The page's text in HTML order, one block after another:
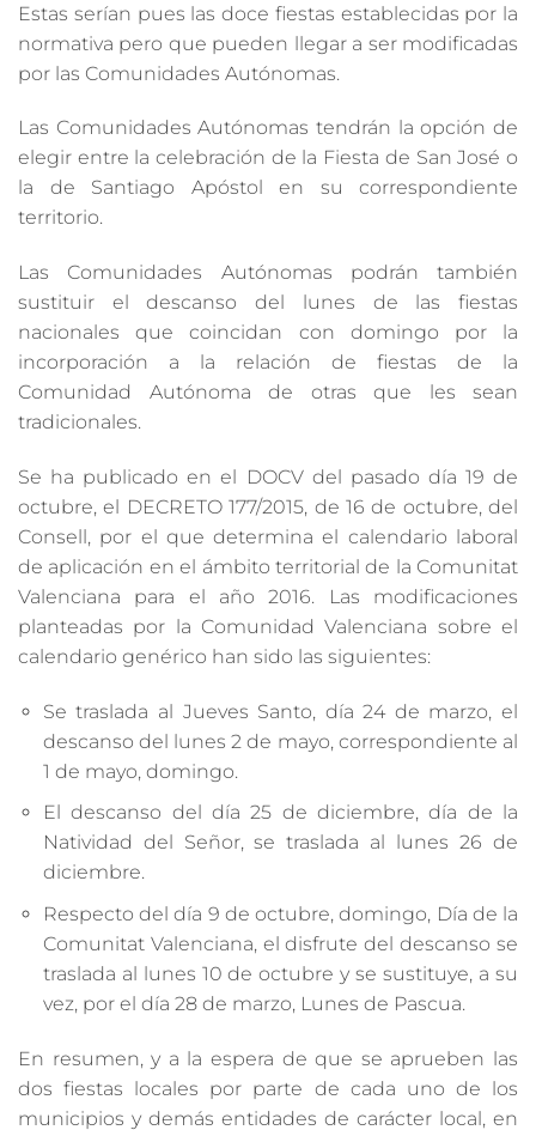
Estas serían pues las doce fiestas establecidas por la
normativa pero que pueden llegar a ser modificadas
por las Comunidades Autónomas.
Las Comunidades Autónomas tendrán la opción de
elegir entre la celebración de la Fiesta de San José o
la de Santiago Apóstol en su correspondiente
territorio.
Las Comunidades Autónomas podrán también
sustituir el descanso del lunes de las fiestas
nacionales que coincidan con domingo por la
incorporación a la relación de fiestas de la
Comunidad Autónoma de otras que les sean
tradicionales.
Se ha publicado en el DOCV del pasado día 19 de
octubre, el DECRETO 177/2015, de 16 de octubre, del
Consell, por el que determina el calendario laboral
de aplicación en el ámbito territorial de la Comunitat
Valenciana para el año 2016. Las modificaciones
planteadas por la Comunidad Valenciana sobre el
calendario genérico han sido las siguientes:
Se traslada al Jueves Santo, día 24 de marzo, el
descanso del lunes 2 de mayo, correspondiente al
1 de mayo, domingo.
El descanso del día 25 de diciembre, día de la
Natividad del Señor, se traslada al lunes 26 de
diciembre.
Respecto del día 9 de octubre, domingo, Día de la
Comunitat Valenciana, el disfrute del descanso se
traslada al lunes 10 de octubre y se sustituye, a su
vez, por el día 28 de marzo, Lunes de Pascua.
En resumen, y a la espera de que se aprueben las
dos fiestas locales por parte de cada uno de los
municipios y demás entidades de carácter local, en